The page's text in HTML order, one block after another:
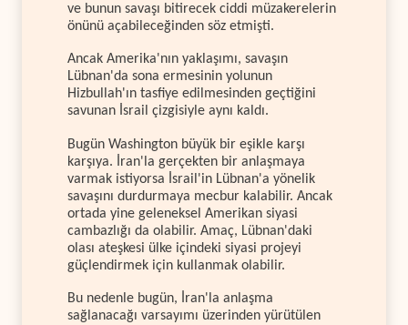
ve bunun savaşı bitirecek ciddi müzakerelerin
önünü açabileceğinden söz etmişti.
Ancak Amerika'nın yaklaşımı, savaşın
Lübnan'da sona ermesinin yolunun
Hizbullah'ın tasfiye edilmesinden geçtiğini
savunan İsrail çizgisiyle aynı kaldı.
Bugün Washington büyük bir eşikle karşı
karşıya. İran'la gerçekten bir anlaşmaya
varmak istiyorsa İsrail'in Lübnan'a yönelik
savaşını durdurmaya mecbur kalabilir. Ancak
ortada yine geleneksel Amerikan siyasi
cambazlığı da olabilir. Amaç, Lübnan'daki
olası ateşkesi ülke içindeki siyasi projeyi
güçlendirmek için kullanmak olabilir.
Bu nedenle bugün, İran'la anlaşma
sağlanacağı varsayımı üzerinden yürütülen